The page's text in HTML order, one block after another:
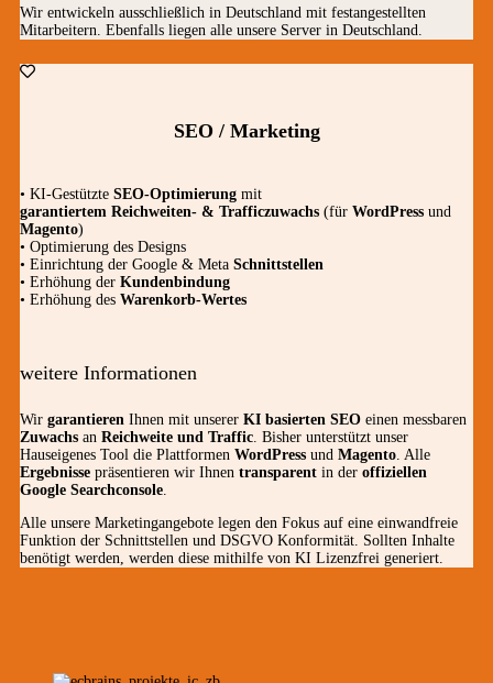
Wir entwickeln ausschließlich in Deutschland mit festangestellten
Mitarbeitern. Ebenfalls liegen alle unsere Server in Deutschland.
SEO / Marketing
• KI-Gestützte SEO-Optimierung mit
garantiertem Reichweiten- & Trafficzuwachs (für WordPress und
Magento)
• Optimierung des Designs
• Einrichtung der Google & Meta Schnittstellen
• Erhöhung der Kundenbindung
• Erhöhung des Warenkorb-Wertes
weitere Informationen
Wir garantieren Ihnen mit unserer KI basierten SEO einen messbaren
Zuwachs an Reichweite und Traffic. Bisher unterstützt unser
Hauseigenes Tool die Plattformen WordPress und Magento. Alle
Ergebnisse präsentieren wir Ihnen transparent in der offiziellen
Google Searchconsole.
Alle unsere Marketingangebote legen den Fokus auf eine einwandfreie
Funktion der Schnittstellen und DSGVO Konformität. Sollten Inhalte
benötigt werden, werden diese mithilfe von KI Lizenzfrei generiert.